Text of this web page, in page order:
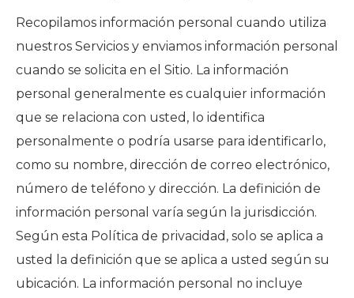
Recopilamos información personal cuando utiliza
nuestros Servicios y enviamos información personal
cuando se solicita en el Sitio. La información
personal generalmente es cualquier información
que se relaciona con usted, lo identifica
personalmente o podría usarse para identificarlo,
como su nombre, dirección de correo electrónico,
número de teléfono y dirección. La definición de
información personal varía según la jurisdicción.
Según esta Política de privacidad, solo se aplica a
usted la definición que se aplica a usted según su
ubicación. La información personal no incluye